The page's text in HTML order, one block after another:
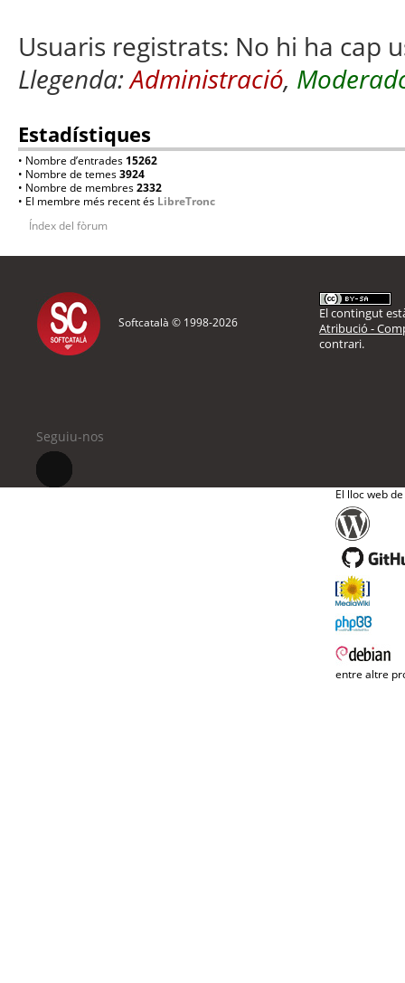
Usuaris registrats: No hi ha cap
Llegenda:Administració,
Estadístiques
• Nombre d’entrades 15262
• Nombre de temes3924
• Nombre de membres2332
• El membre més recent és LibreTronc
Índex del fòrum
Softcatalà © 1998-2026
El contingut
Atribució -
contrari.
Seguiu-nos
El lloc web
entre altre